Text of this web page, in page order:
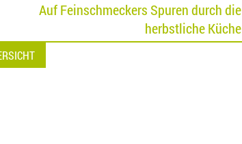
Auf Feinschmeckers Spuren durch die
herbstliche Küche